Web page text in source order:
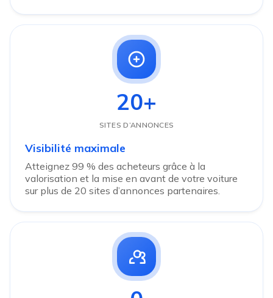
20+
SITES D’ANNONCES
Visibilité maximale
Atteignez 99 % des acheteurs grâce à la
valorisation et la mise en avant de votre voiture
sur plus de 20 sites d’annonces partenaires.